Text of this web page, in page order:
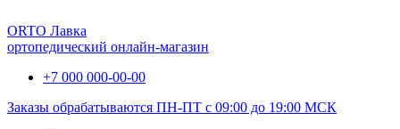
ORTO Лавка
ортопедический онлайн-магазин
+7 000 000-00-00
Заказы обрабатываются ПН-ПТ с 09:00 до 19:00 МСК